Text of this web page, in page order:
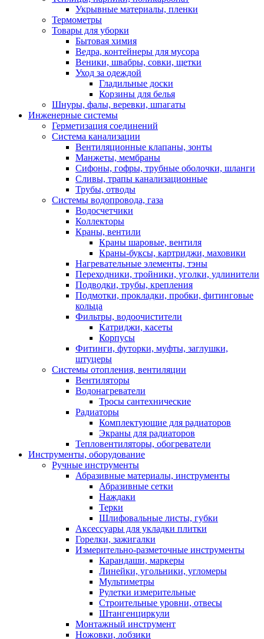
Укрывные материалы, пленки
Термометры
Товары для уборки
Бытовая химия
Ведра, контейнеры для мусора
Веники, швабры, совки, щетки
Уход за одеждой
Гладильные доски
Корзины для белья
Шнуры, фалы, веревки, шпагаты
Инженерные системы
Герметизация соединений
Система канализации
Вентиляционные клапаны, зонты
Манжеты, мембраны
Сифоны, гофры, трубные оболочки, шланги
Сливы, трапы канализационные
Трубы, отводы
Системы водопровода, газа
Водосчетчики
Коллекторы
Краны, вентили
Краны шаровые, вентиля
Краны-буксы, картриджи, маховики
Нагревательные элементы, тэны
Переходники, тройники, уголки, удлинители
Подводки, трубы, крепления
Подмотки, прокладки, пробки, фитинговые
кольца
Фильтры, водоочистители
Катриджи, касеты
Корпусы
Фитинги, футорки, муфты, заглушки,
штуцеры
Системы отопления, вентиляции
Вентиляторы
Водонагреватели
Тросы сантехнические
Радиаторы
Комплектующие для радиаторов
Экраны для радиаторов
Тепловентиляторы, обогреватели
Инструменты, оборудование
Ручные инструменты
Абразивные материалы, инструменты
Абразивные сетки
Наждаки
Терки
Шлифовальные листы, губки
Аксессуары для укладки плитки
Горелки, зажигалки
Измерительно-разметочные инструменты
Карандаши, маркеры
Линейки, угольники, угломеры
Мультиметры
Рулетки измерительные
Строительные уровни, отвесы
Штангенциркули
Монтажный инструмент
Ножовки, лобзики